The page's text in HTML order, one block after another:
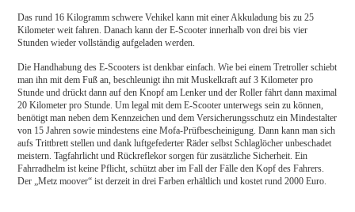
Das rund 16 Kilogramm schwere Vehikel kann mit einer Akkuladung bis zu 25
Kilometer weit fahren. Danach kann der E-Scooter innerhalb von drei bis vier
Stunden wieder vollständig aufgeladen werden.
Die Handhabung des E-Scooters ist denkbar einfach. Wie bei einem Tretroller schiebt
man ihn mit dem Fuß an, beschleunigt ihn mit Muskelkraft auf 3 Kilometer pro
Stunde und drückt dann auf den Knopf am Lenker und der Roller fährt dann maximal
20 Kilometer pro Stunde. Um legal mit dem E-Scooter unterwegs sein zu können,
benötigt man neben dem Kennzeichen und dem Versicherungsschutz ein Mindestalter
von 15 Jahren sowie mindestens eine Mofa-Prüfbescheinigung. Dann kann man sich
aufs Trittbrett stellen und dank luftgefederter Räder selbst Schlaglöcher unbeschadet
meistern. Tagfahrlicht und Rückreflekor sorgen für zusätzliche Sicherheit. Ein
Fahrradhelm ist keine Pflicht, schützt aber im Fall der Fälle den Kopf des Fahrers.
Der „Metz moover“ ist derzeit in drei Farben erhältlich und kostet rund 2000 Euro.